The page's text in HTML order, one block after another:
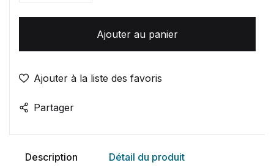
Ajouter au panier
Ajouter à la liste des favoris
Partager
Description Détail du produit